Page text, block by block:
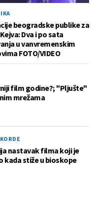
beogradske publike za
Dva i po sata
u vanvremenskim
FOTO/VIDEO
film godine?; "Pljušte"
mrežama
nastavak filma koji je
kada stiže u bioskope